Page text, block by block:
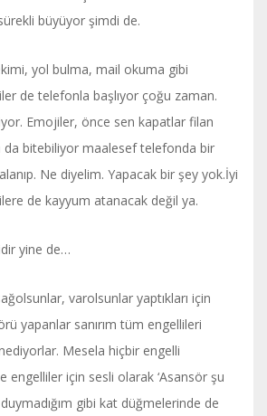
büyüyor şimdi de.
yol bulma, mail okuma gibi
de telefonla başlıyor çoğu zaman.
Emojiler, önce sen kapatlar filan
da bitebiliyor maalesef telefonda bir
Ne diyelim. Yapacak bir şey yok.İyi
de kayyum atanacak değil ya.
yine de…
varolsunlar yaptıkları için
yapanlar sanırım tüm engellileri
Mesela hiçbir engelli
engelliler için sesli olarak ‘Asansör şu
gibi kat düğmelerinde de